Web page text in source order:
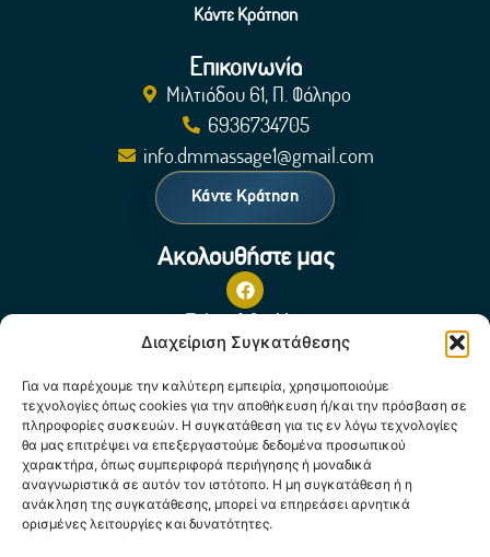
Διαχείριση Συγκατάθεσης
Για να παρέχουμε την καλύτερη εμπειρία, χρησιμοποιούμε
τεχνολογίες όπως cookies για την αποθήκευση ή/και την πρόσβαση σε
πληροφορίες συσκευών. Η συγκατάθεση για τις εν λόγω τεχνολογίες
θα μας επιτρέψει να επεξεργαστούμε δεδομένα προσωπικού
χαρακτήρα, όπως συμπεριφορά περιήγησης ή μοναδικά
αναγνωριστικά σε αυτόν τον ιστότοπο. Η μη συγκατάθεση ή η
ανάκληση της συγκατάθεσης, μπορεί να επηρεάσει αρνητικά
ορισμένες λειτουργίες και δυνατότητες.
Κάντε Κράτηση
Επικοινωνία
Μιλτιάδου 61, Π. Φάληρο
6936734705
info.dmmassage1@gmail.com
Κάντε Κράτηση
Ακολουθήστε μας
Κάντε κλικ για να αποδεχτείτε cookies
εμπορικής προώθησης και να